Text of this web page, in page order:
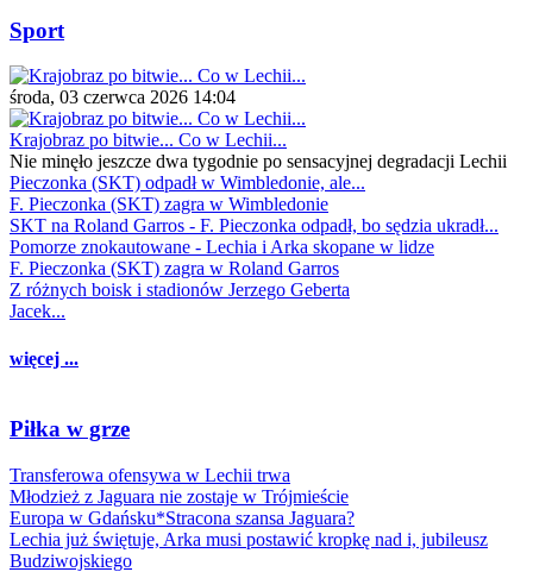
Sport
środa, 03 czerwca 2026 14:04
Krajobraz po bitwie... Co w Lechii...
Nie minęło jeszcze dwa tygodnie po sensacyjnej degradacji Lechii
Pieczonka (SKT) odpadł w Wimbledonie, ale...
F. Pieczonka (SKT) zagra w Wimbledonie
SKT na Roland Garros - F. Pieczonka odpadł, bo sędzia ukradł...
Pomorze znokautowane - Lechia i Arka skopane w lidze
F. Pieczonka (SKT) zagra w Roland Garros
Z różnych boisk i stadionów Jerzego Geberta
Jacek...
więcej ...
Piłka w grze
Transferowa ofensywa w Lechii trwa
Młodzież z Jaguara nie zostaje w Trójmieście
Europa w Gdańsku*Stracona szansa Jaguara?
Lechia już świętuje, Arka musi postawić kropkę nad i, jubileusz
Budziwojskiego